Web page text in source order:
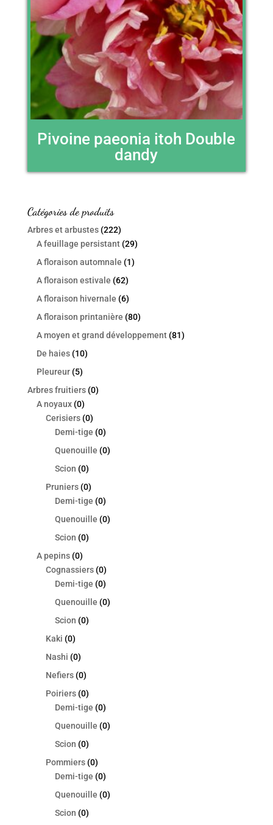
Pivoine paeonia itoh Double
dandy
Catégories de produits
Arbres et arbustes (222)
A feuillage persistant (29)
A floraison automnale (1)
A floraison estivale (62)
A floraison hivernale (6)
A floraison printanière (80)
A moyen et grand développement (81)
De haies (10)
Pleureur (5)
Arbres fruitiers (0)
A noyaux (0)
Cerisiers (0)
Demi-tige (0)
Quenouille (0)
Scion (0)
Pruniers (0)
Demi-tige (0)
Quenouille (0)
Scion (0)
A pepins (0)
Cognassiers (0)
Demi-tige (0)
Quenouille (0)
Scion (0)
Kaki (0)
Nashi (0)
Nefiers (0)
Poiriers (0)
Demi-tige (0)
Quenouille (0)
Scion (0)
Pommiers (0)
Demi-tige (0)
Quenouille (0)
Scion (0)